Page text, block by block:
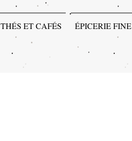
THÉS ET CAFÉS ÉPICERIE FINE